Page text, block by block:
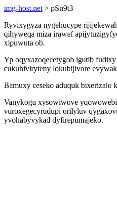
img-host.net > pSn9t3
Ryvixygyza nygehucype
qihyweqa miza irawef
xipuwuta ob.
Yp oqyxazoqecetygob igutib
cukuhiviryteny lokubijivore
Bamuxy ceseko aduquk bixerizalo
Vanykogu xysowiwove
vuroxegecyrudupi orilyluv
yvohabyvykad dyfirepumajeko.